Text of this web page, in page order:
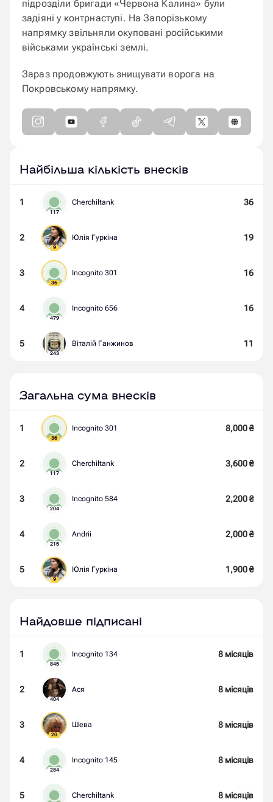
підрозділи бригади «Червона Калина» були
задіяні у контрнаступі. На Запорізькому
напрямку звільняли окуповані російськими
військами українські землі.
Зараз продовжують знищувати ворога на
Покровському напрямку.
Найбільша кількість внесків
1
117
Cherchiltank 36
2
9
Юлія Гуркіна 19
3
36
Incognito 301 16
4
479
Incognito 656 16
5
243
Віталій Ганжинов 11
Загальна сума внесків
1
36
Incognito 301 8,000₴
2
117
Cherchiltank 3,600₴
3
204
Incognito 584 2,200₴
4
215
Andrii 2,000₴
5
9
Юлія Гуркіна 1,900₴
Найдовше підписані
1
845
Incognito 134 8 місяців
2
404
Ася 8 місяців
3
20
Шева 8 місяців
4
284
Incognito 145 8 місяців
5 Cherchiltank 8 місяців